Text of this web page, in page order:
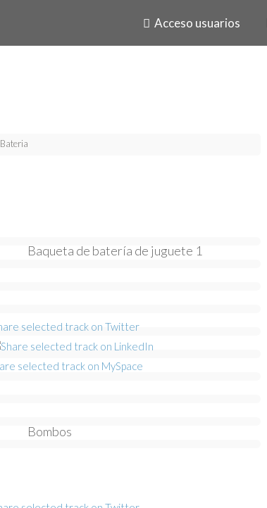
Acceso usuarios
Bateria
Baqueta de batería de juguete 1
Bombos